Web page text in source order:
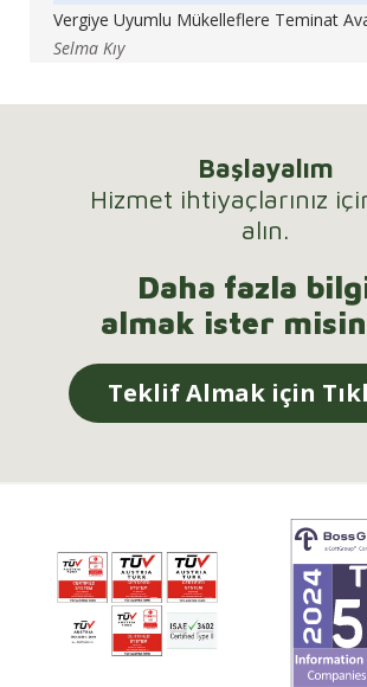
Vergiye Uyumlu Mükelleflere Teminat
Selma Kıy
Başlayalım
Hizmet ihtiyaçlarınız
alın.
Daha fazla
almak ister
Teklif Almak için